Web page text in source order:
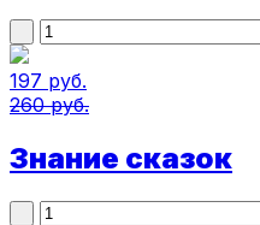
197 руб.
260 руб.
Знание сказок